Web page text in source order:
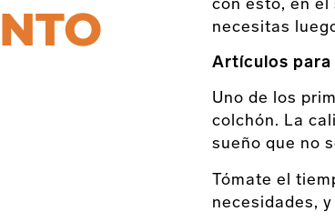
con esto, en
necesitas
Artículos
Uno de los
colchón. La
sueño que no
Tómate el
necesidades,